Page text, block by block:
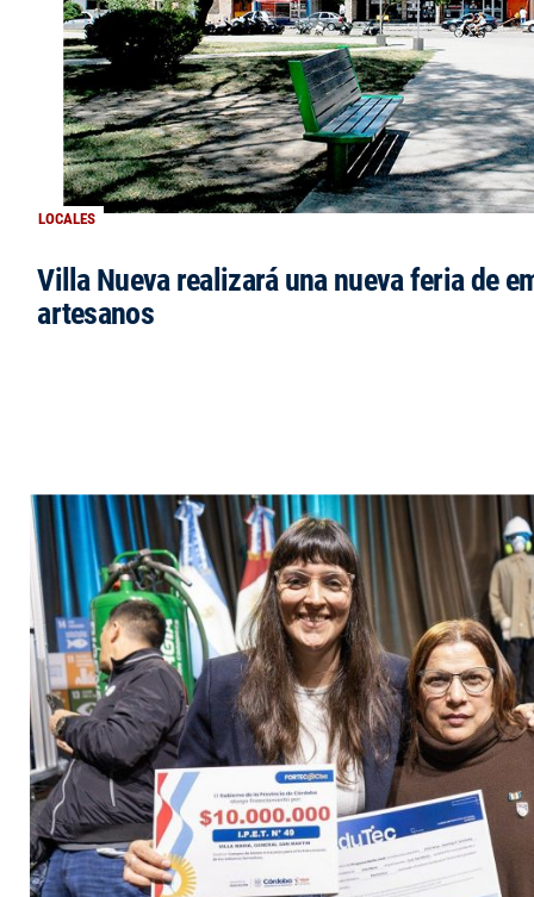
LOCALES
Villa Nueva realizará una nueva feria de
artesanos